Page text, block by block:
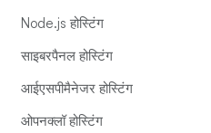
Node.js होस्टिंग
साइबरपैनल होस्टिंग
आईएसपीमैनेजर होस्टिंग
ओपनक्लॉ होस्टिंग